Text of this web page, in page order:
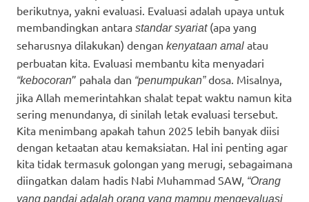
berikutnya, yakni evaluasi. Evaluasi adalah upaya untuk
membandingkan antara standar syariat(apa yang
seharusnya dilakukan) dengan kenyataan amal atau
perbuatan kita. Evaluasi membantu kita menyadari
“kebocoran” pahala dan “penumpukan”dosa. Misalnya,
jika Allah memerintahkan shalat tepat waktu namun kita
sering menundanya, di sinilah letak evaluasi tersebut.
Kita menimbang apakah tahun 2025 lebih banyak diisi
dengan ketaatan atau kemaksiatan. Hal ini penting agar
kita tidak termasuk golongan yang merugi, sebagaimana
diingatkan dalam hadis Nabi Muhammad SAW, “Orang
yang pandai adalah orang yang mampu mengevaluasi